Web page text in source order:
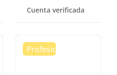
Cuenta verificada